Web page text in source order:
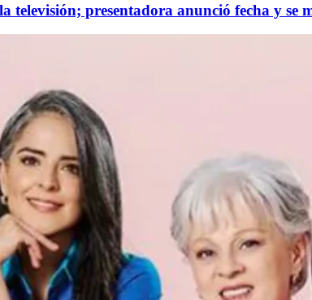
televisión; presentadora anunció fecha y se